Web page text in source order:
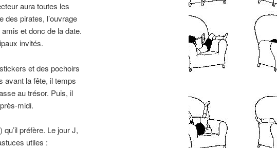
aura toutes les
des pirates, l’ouvrage
et donc de la date.
invités.
et des pochoirs
avant la fête, il temps
au trésor. Puis, il
midi.
préfère. Le jour J,
utiles :